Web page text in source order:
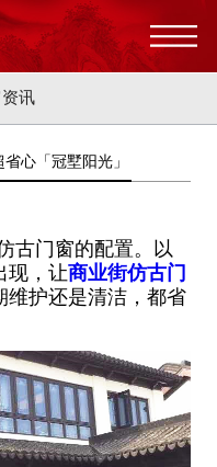
讯
心「冠墅阳光」
古门窗的配置。以
现，让商业街仿古门
维护还是清洁，都省